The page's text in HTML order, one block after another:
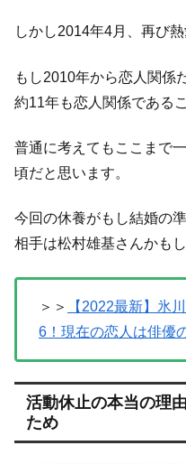
しかし2014年4月、再び熱
もし2010年から恋人関係
約11年も恋人関係である
普通に考えてもここまで
頃だと思います。
今回の休養がもし結婚の
相手は松村雄基さんかも
＞＞
【2022最新】氷
6！現在の恋人は俳優
活動休止の本当の理
ため